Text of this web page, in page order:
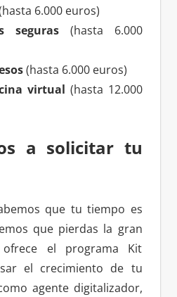
6.000 euros)
seguras(hasta 6.000
(hasta 6.000 euros)
virtual (hasta 12.000
a solicitar tu
que tu tiempo es
que pierdas la gran
el programa Kit
el crecimiento de tu
agente digitalizador,